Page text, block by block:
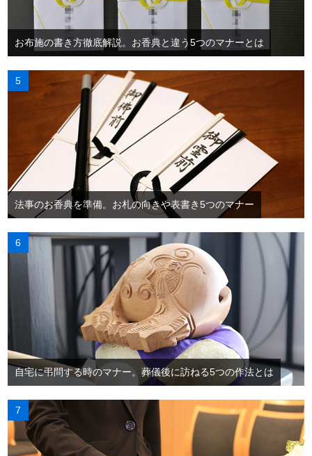
お布施の書き方徹底解説。お香典と違う5つのマナーとは
法事のお香典を準備。お札の向きや表書き5つのマナー
自宅に弔問する時のマナー。葬儀後に訪ねる5つの作法とは